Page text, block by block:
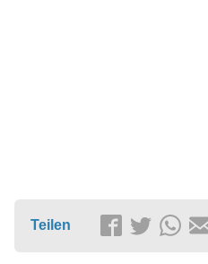
Teilen